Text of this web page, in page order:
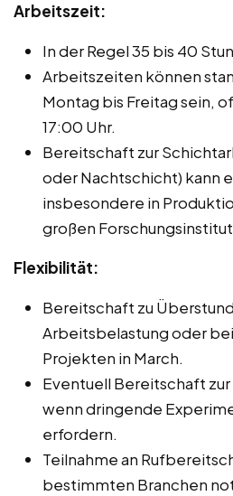
Arbeitszeit:
In der Regel 35 bis 40
Arbeitszeiten können
Montag bis Freitag sein,
17:00 Uhr.
Bereitschaft zur
oder Nachtschicht) kann
insbesondere in
großen
Flexibilität:
Bereitschaft zu
Arbeitsbelastung oder
Projekten in March.
Eventuell Bereitschaft
wenn dringende
erfordern.
Teilnahme an
bestimmten Branchen